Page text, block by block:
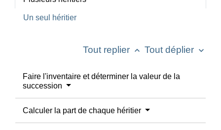
Un seul héritier
Tout replier keyboard_arrow_up Tout déplier keyboard_arrow_down
Faire l'inventaire et déterminer la valeur de la
succession
Calculer la part de chaque héritier